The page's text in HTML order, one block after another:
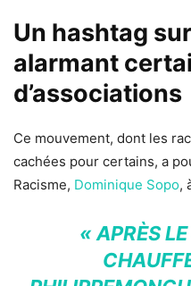
Un hashtag
alarmant
d’associations
Ce mouvement, dont les
cachées pour certains, a
Racisme, Dominique Sopo,
«APRÈS